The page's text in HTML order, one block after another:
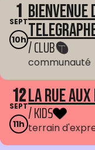
1
SEPT
10h
Bienvenue
/ CLUB
communauté
12
SEPT
11h
La Rue
/ KIDS
terrain